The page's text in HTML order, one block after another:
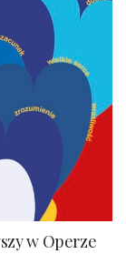
w Operze